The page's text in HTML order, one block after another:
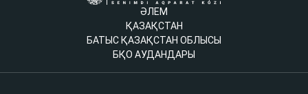
ӘЛЕМ
ҚАЗАҚСТАН
БАТЫС ҚАЗАҚСТАН ОБЛЫСЫ
БҚО АУДАНДАРЫ